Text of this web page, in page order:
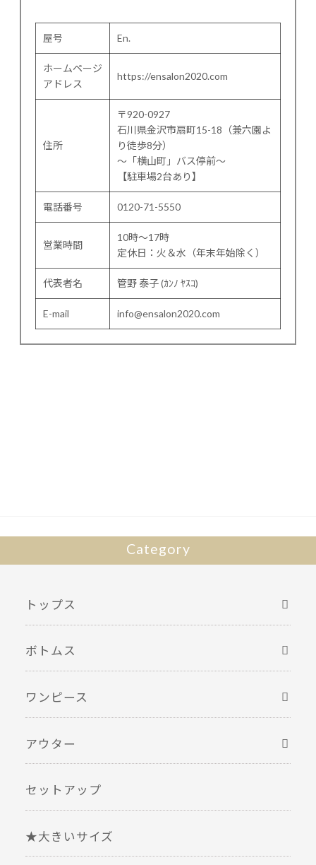
屋号 En.
ホームページ
アドレス
https://ensalon2020.com
住所
〒920-0927
石川県金沢市扇町15-18（兼六園よ
り徒歩8分）
〜「横山町」バス停前〜
【駐車場2台あり】
電話番号 0120-71-5550
営業時間
10時～17時
定休日：火＆水（年末年始除く）
代表者名 管野 泰子 (ｶﾝﾉ ﾔｽｺ)
E-mail info@ensalon2020.com
Category
トップス
ボトムス
ワンピース
アウター
セットアップ
★大きいサイズ